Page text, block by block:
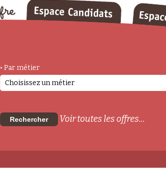
• Par métier
Choisissez un métier
Rechercher Voir toutes les offres...